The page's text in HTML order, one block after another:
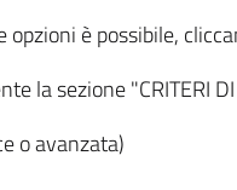
opzioni è possibile,
la sezione "CRITERI
o avanzata)